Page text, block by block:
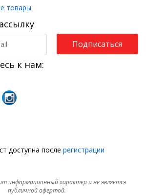
товары
Подписаться
к нам:
доступна после регистрации
информационный характер и не является
публичной офертой.